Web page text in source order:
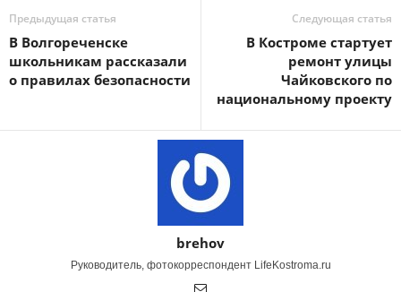
Предыдущая статья
В Волгореченске
школьникам рассказали
о правилах безопасности
Следующая статья
В Костроме стартует
ремонт улицы
Чайковского по
национальному проекту
brehov
Руководитель, фотокорреспондент LifeKostroma.ru